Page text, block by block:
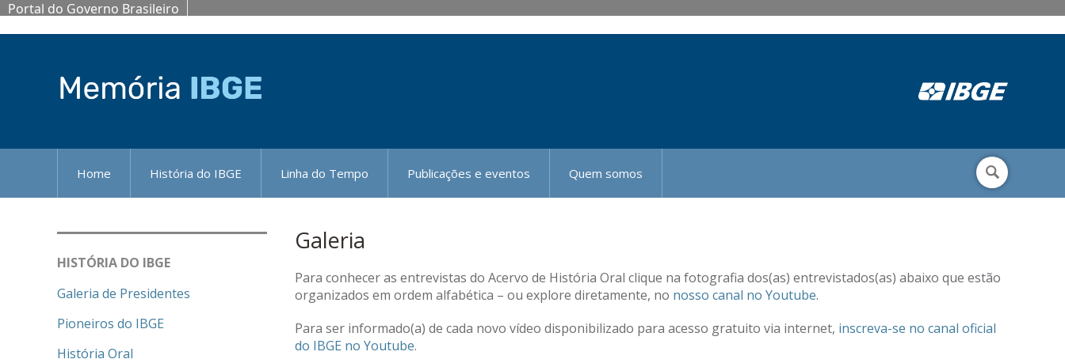
Portal do Governo Brasileiro
Home História do IBGE Linha do Tempo Publicações e eventos Quem somos
HISTÓRIA DO IBGE
Galeria de Presidentes
Pioneiros do IBGE
História Oral
Galeria
Para conhecer as entrevistas do Acervo de História Oral clique na fotografia dos(as) entrevistados(as) abaixo que estão
organizados em ordem alfabética – ou explore diretamente, no nosso canal no Youtube.
Para ser informado(a) de cada novo vídeo disponibilizado para acesso gratuito via internet, inscreva-se no canal oficial
do IBGE no Youtube.